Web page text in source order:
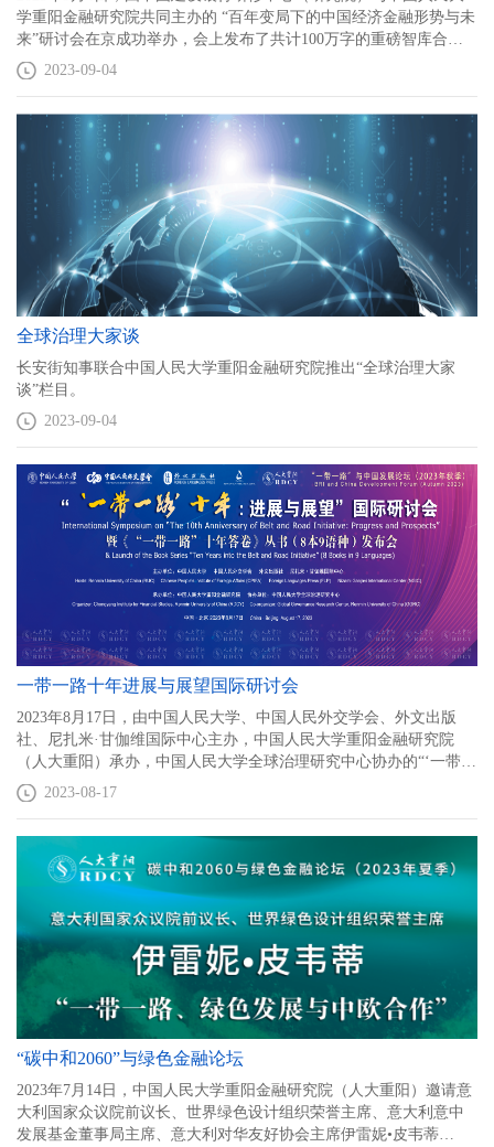
学重阳金融研究院共同主办的 “百年变局下的中国经济金融形势与未
来”研讨会在京成功举办，会上发布了共计100万字的重磅智库合作
成果“金融大变局”系列著作。
2023-09-04
全球治理大家谈
长安街知事联合中国人民大学重阳金融研究院推出“全球治理大家
谈”栏目。
2023-09-04
一带一路十年进展与展望国际研讨会
2023年8月17日，由中国人民大学、中国人民外交学会、外文出版
社、尼扎米·甘伽维国际中心主办，中国人民大学重阳金融研究院
（人大重阳）承办，中国人民大学全球治理研究中心协办的“‘一带一
路’十年：进展与展望”国际研讨会暨《“一带一路”十年答卷》丛书
（8本9大语种）及合编本发布会在北京成功举行。中国人民大学党
尔维亚前总统博里斯·塔迪奇（Boris Tadic），波黑前部长会议主席
兹拉特科·拉古姆季亚（Zlatko Lagumdzija），吉尔吉斯斯坦前总理
卓奥玛尔特·奥托尔巴耶夫（Djoomart Otorbaev）做主旨演讲，中国
人民大学副校长叶康涛主持。
2023-08-17
“碳中和2060”与绿色金融论坛
2023年7月14日，中国人民大学重阳金融研究院（人大重阳）邀请意
大利国家众议院前议长、世界绿色设计组织荣誉主席、意大利意中
发展基金董事局主席、意大利对华友好协会主席伊雷妮•皮韦蒂